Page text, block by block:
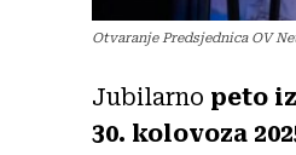
Otvaranje Predsjednica OV
Jubilarno peto
30. kolovoza